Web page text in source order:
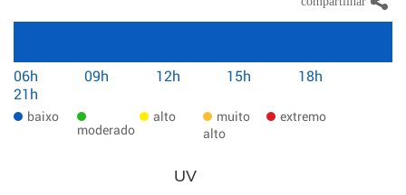
06h 09h 12h 15h
18h
21h
baixo
moderado
alto
muito
alto
extremo
UV